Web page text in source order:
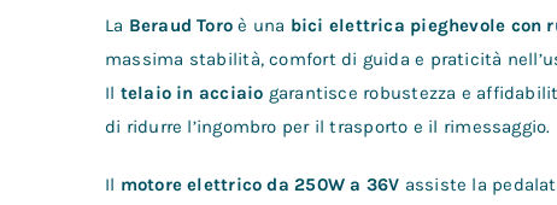
La Beraud Toro è una bici elettrica pieghevole con
massima stabilità, comfort di guida e praticità
Il telaio in acciaio garantisce robustezza e
di ridurre l’ingombro per il trasporto e il rimessaggio.
Il motore elettrico da 250W a 36V assiste la